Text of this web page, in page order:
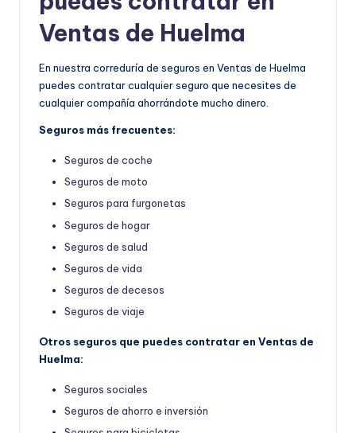
Ventas de Huelma
En nuestra correduría de seguros en Ventas de Huelma
puedes contratar cualquier seguro que necesites de
cualquier compañía ahorrándote mucho dinero.
Seguros más frecuentes:
Seguros de coche
Seguros de moto
Seguros para furgonetas
Seguros de hogar
Seguros de salud
Seguros de vida
Seguros de decesos
Seguros de viaje
Otros seguros que puedes contratar en Ventas de
Huelma:
Seguros sociales
Seguros de ahorro e inversión